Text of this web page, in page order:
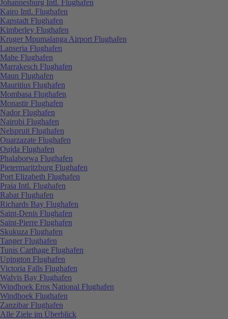
Johannesburg Intl. Flughafen
Kairo Intl. Flughafen
Kapstadt Flughafen
Kimberley Flughafen
Kruger Mpumalanga Airport Flughafen
Lanseria Flughafen
Mahe Flughafen
Marrakesch Flughafen
Maun Flughafen
Mauritius Flughafen
Mombasa Flughafen
Monastir Flughafen
Nador Flughafen
Nairobi Flughafen
Nelspruit Flughafen
Ouarzazate Flughafen
Oujda Flughafen
Phalaborwa Flughafen
Pietermaritzburg Flughafen
Port Elizabeth Flughafen
Praia Intl. Flughafen
Rabat Flughafen
Richards Bay Flughafen
Saint-Denis Flughafen
Saint-Pierre Flughafen
Skukuza Flughafen
Tanger Flughafen
Tunis Carthage Flughafen
Upington Flughafen
Victoria Falls Flughafen
Walvis Bay Flughafen
Windhoek Eros National Flughafen
Windhoek Flughafen
Zanzibar Flughafen
Alle Ziele im Überblick